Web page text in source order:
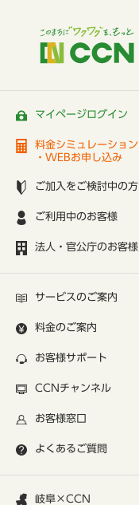
マイページログイン
料金シミュレーション
・WEBお申し込み
ご加入をご検討中の方
ご利用中のお客様
法人・官公庁のお客様
サービスのご案内
料金のご案内
お客様サポート
CCNチャンネル
お客様窓口
よくあるご質問
岐阜×CCN